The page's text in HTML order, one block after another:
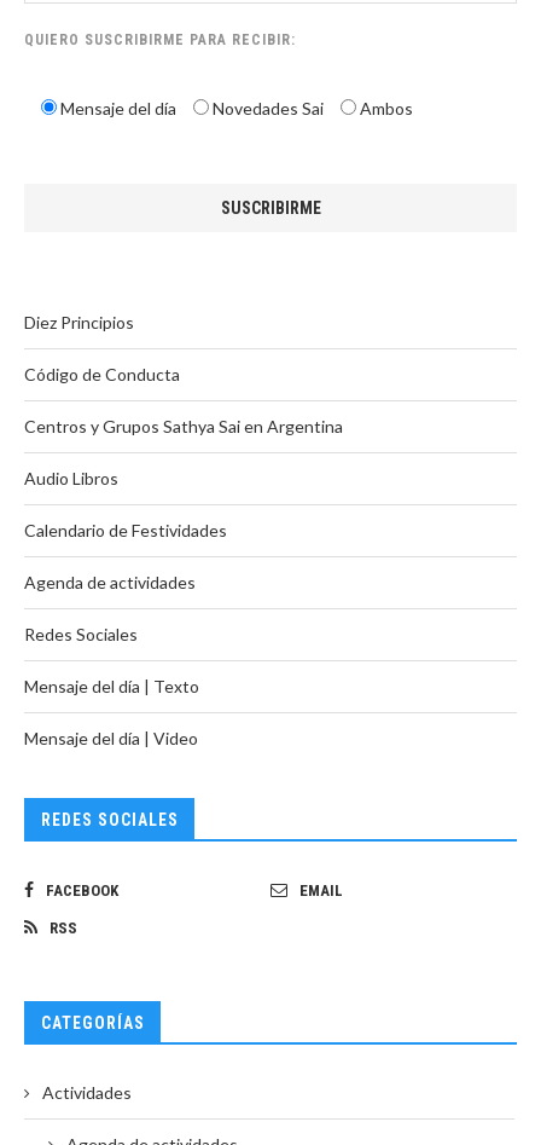
QUIERO SUSCRIBIRME PARA RECIBIR:
Mensaje del día Novedades Sai Ambos
Diez Principios
Código de Conducta
Centros y Grupos Sathya Sai en Argentina
Audio Libros
Calendario de Festividades
Agenda de actividades
Redes Sociales
Mensaje del día | Texto
Mensaje del día | Video
REDES SOCIALES
FACEBOOK EMAIL
RSS
CATEGORÍAS
Actividades